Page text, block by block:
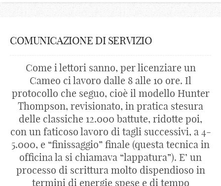
COMUNICAZIONE DI SERVIZIO
Come i lettori sanno, per licenziare un
Cameo ci lavoro dalle 8 alle 10 ore. Il
protocollo che seguo, cioè il modello Hunter
Thompson, revisionato, in pratica stesura
delle classiche 12.000 battute, ridotte poi,
con un faticoso lavoro di tagli successivi, a 4-
5.000, e “finissaggio” finale (questa tecnica in
officina la si chiamava “lappatura”). E’ un
processo di scrittura molto dispendioso in
termini di energie spese e di tempo